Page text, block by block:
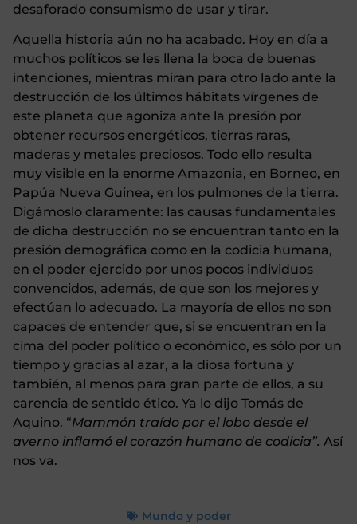
desaforado consumismo de usar y tirar.
Aquella historia aún no ha acabado. Hoy en día a
muchos políticos se les llena la boca de buenas
intenciones, mientras miran para otro lado ante la
destrucción de los últimos hábitats vírgenes de
este planeta que agoniza ante la presión por
obtener recursos energéticos, tierras raras,
maderas y metales preciosos. Todo ello resulta
muy visible en la enorme Amazonia, en Borneo, en
Papúa Nueva Guinea, en los pulmones de la tierra.
Digámoslo claramente: las causas fundamentales
de dicha destrucción no se encuentran tanto en la
presión demográfica como en la codicia humana,
en el poder ejercido por unos pocos individuos
convencidos, además, de que son los mejores y
efectúan lo adecuado. La mayoría de ellos no son
capaces de entender que, si se encuentran en la
cima del poder político o económico, es sólo por un
tiempo y gracias al azar, a la diosa fortuna y
también, al menos para gran parte de ellos, a su
carencia de sentido ético. Ya lo dijo Tomás de
Aquino. “Mammón traído por el lobo desde el
averno inflamó el corazón humano de codicia”. Así
nos va.
Mundo y poder